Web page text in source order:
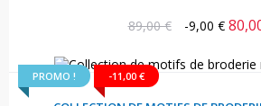
Prix
89,00 € -9,00 € Prix
PROMO ! -11,00 €